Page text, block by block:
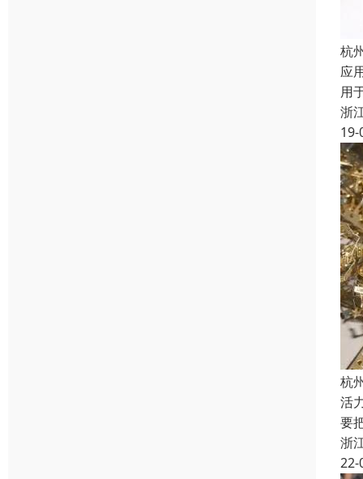
杭
应
用
浙
19-
杭
活
要
浙
22-